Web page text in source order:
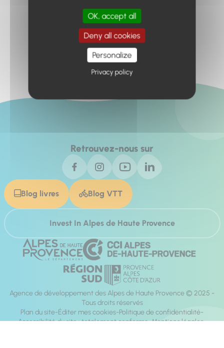
Retour à l'accueil
Retrouvez-nous sur
Blog livres Blog VTT
Invest In Alpes de Haute Provence
Agence de développement des Alpes de Haute Provence © 2025 -
Tous droits réservés
Plan du site Éditer mes cookies Politique de confidentialité
Accessibilité du site : totalement conforme Mentions légales
OK, accept all
Deny all cookies
Personalize
Privacy policy